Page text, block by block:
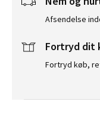
Afsendelse
Fortryd dit
Fortryd køb,